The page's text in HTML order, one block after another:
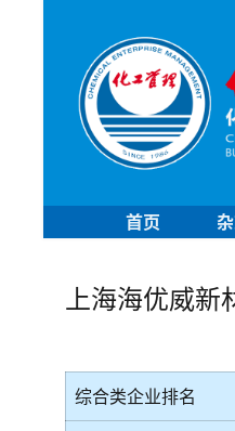
首页
上海海优威新
综合类企业排名